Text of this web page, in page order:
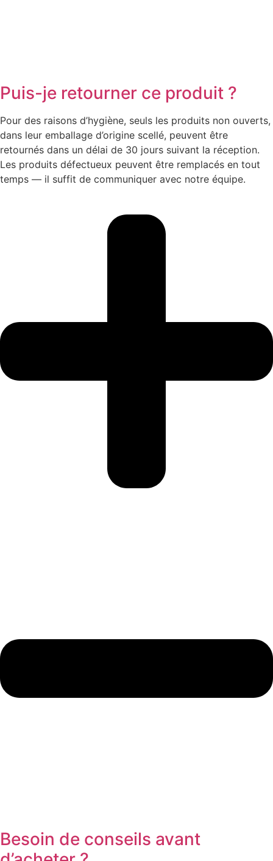
Puis-je retourner ce produit ?
Pour des raisons d’hygiène, seuls les produits non ouverts,
dans leur emballage d’origine scellé, peuvent être
retournés dans un délai de 30 jours suivant la réception.
Les produits défectueux peuvent être remplacés en tout
temps — il suffit de communiquer avec notre équipe.
Besoin de conseils avant